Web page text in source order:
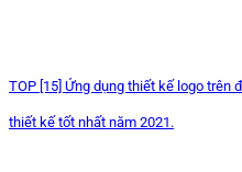
TOP [15] Ứng dụng thiết kế logo trên
thiết kế tốt nhất năm 2021.